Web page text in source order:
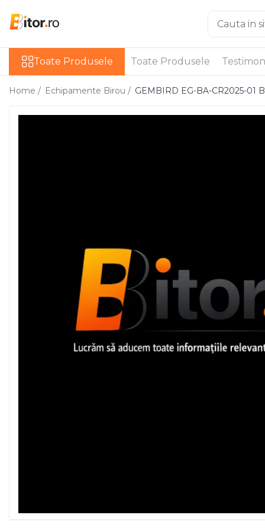
Laptop , PC, Tablete
Laptop-uri
Laptop-uri Gaming
Laptop-uri Workstation
Imprimanta Laser Color
Imprimanta Laser Mono
Imprimante Cerneală
Imprimante Matriciale
Multifuncțional Cerneală
Multifuncțional Laser Mono
Accesorii Imprimante &
Toate Produsele Toate Produsele
Home / Echipamente Birou / GEMBIRD EG-BA-CR2025-01